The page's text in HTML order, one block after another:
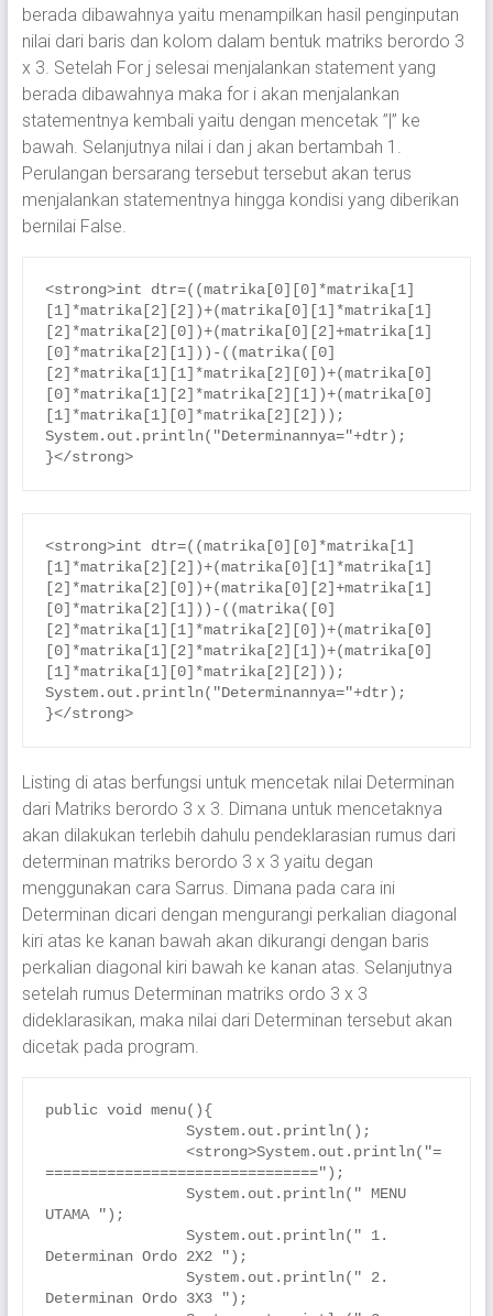
berada dibawahnya yaitu menampilkan hasil penginputan
nilai dari baris dan kolom dalam bentuk matriks berordo 3
x 3. Setelah For j selesai menjalankan statement yang
berada dibawahnya maka for i akan menjalankan
statementnya kembali yaitu dengan mencetak ”|” ke
bawah. Selanjutnya nilai i dan j akan bertambah 1.
Perulangan bersarang tersebut tersebut akan terus
menjalankan statementnya hingga kondisi yang diberikan
bernilai False.
<strong>int dtr=((matrika[0][0]*matrika[1]
[1]*matrika[2][2])+(matrika[0][1]*matrika[1]
[2]*matrika[2][0])+(matrika[0][2]+matrika[1]
[0]*matrika[2][1]))-((matrika([0]
[2]*matrika[1][1]*matrika[2][0])+(matrika[0]
[0]*matrika[1][2]*matrika[2][1])+(matrika[0]
[1]*matrika[1][0]*matrika[2][2]));
System.out.println("Determinannya="+dtr);
}</strong>
<strong>int dtr=((matrika[0][0]*matrika[1]
[1]*matrika[2][2])+(matrika[0][1]*matrika[1]
[2]*matrika[2][0])+(matrika[0][2]+matrika[1]
[0]*matrika[2][1]))-((matrika([0]
[2]*matrika[1][1]*matrika[2][0])+(matrika[0]
[0]*matrika[1][2]*matrika[2][1])+(matrika[0]
[1]*matrika[1][0]*matrika[2][2]));
System.out.println("Determinannya="+dtr);
}</strong>
Listing di atas berfungsi untuk mencetak nilai Determinan
dari Matriks berordo 3 x 3. Dimana untuk mencetaknya
akan dilakukan terlebih dahulu pendeklarasian rumus dari
determinan matriks berordo 3 x 3 yaitu degan
menggunakan cara Sarrus. Dimana pada cara ini
Determinan dicari dengan mengurangi perkalian diagonal
kiri atas ke kanan bawah akan dikurangi dengan baris
perkalian diagonal kiri bawah ke kanan atas. Selanjutnya
setelah rumus Determinan matriks ordo 3 x 3
dideklarasikan, maka nilai dari Determinan tersebut akan
dicetak pada program.
public void menu(){
===============================");
UTAMA ");
Determinan Ordo 2X2 ");
Determinan Ordo 3X3 ");